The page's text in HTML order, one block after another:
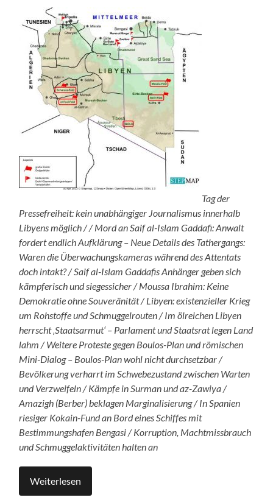
Tag der
Pressefreiheit: kein unabhängiger Journalismus innerhalb
Libyens möglich / / Mord an Saif al-Islam Gaddafi: Anwalt
fordert endlich Aufklärung – Neue Details des Tathergangs:
Waren die Überwachungskameras während des Attentats
doch intakt? / Saif al-Islam Gaddafis Anhänger geben sich
kämpferisch und siegessicher / Moussa Ibrahim: Keine
Demokratie ohne Souveränität / Libyen: existenzieller Krieg
um Rohstoffe und Schmuggelrouten / Im ölreichen Libyen
herrscht ‚Staatsarmut‘ – Parlament und Staatsrat legen Land
lahm / Weitere Proteste gegen Boulos-Plan und römischen
Mini-Dialog – Boulos-Plan wohl nicht durchsetzbar /
Bevölkerung verharrt im Schwebezustand zwischen Warten
und Verzweifeln / Kämpfe in Surman und az-Zawiya /
Amazigh (Berber) beklagen Marginalisierung / In Spanien
riesiger Kokain-Fund an Bord eines Schiffes mit
Bestimmungshafen Bengasi / Korruption, Machtmissbrauch
und Schmuggelaktivitäten halten an
Weiterlesen